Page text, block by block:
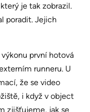
je tak zobrazil.
poradit. Jejich
první hotová
runneru. U
že se video
i když v object
zjišťujeme, jak se